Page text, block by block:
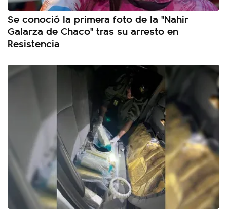
Se conoció la primera foto de la "Nahir
Galarza de Chaco" tras su arresto en
Resistencia